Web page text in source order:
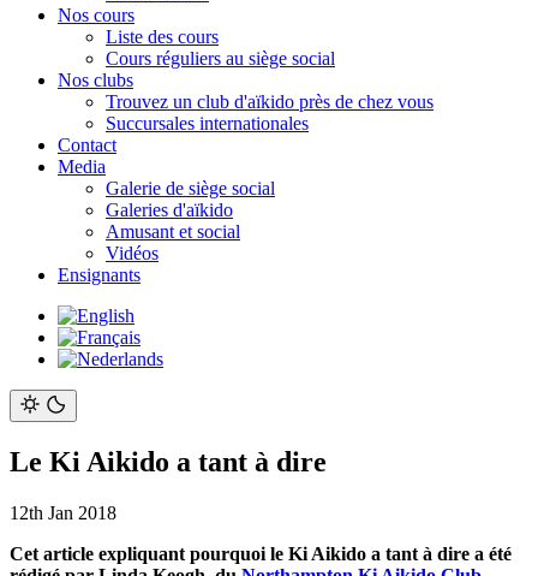
Nos cours
Liste des cours
Cours réguliers au siège social
Nos clubs
Trouvez un club d'aïkido près de chez vous
Succursales internationales
Contact
Media
Galerie de siège social
Galeries d'aïkido
Amusant et social
Vidéos
Ensignants
Le Ki Aikido a tant à dire
12th Jan 2018
Cet article expliquant pourquoi le Ki Aikido a tant à dire a été